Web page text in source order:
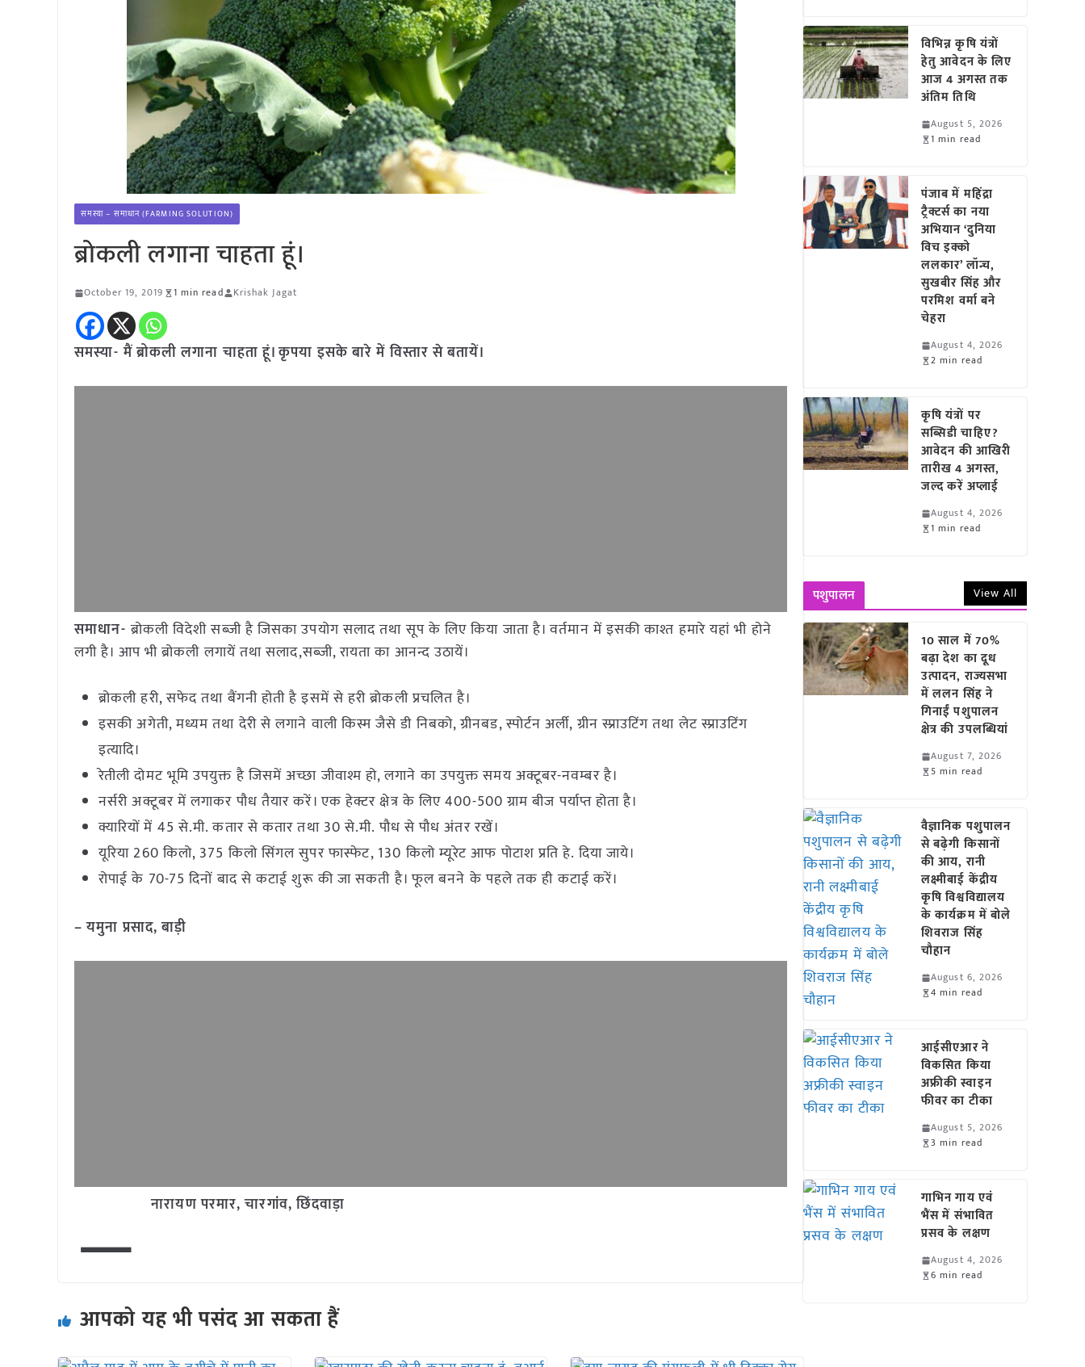
समस्या – समाधान (FARMING SOLUTION)
ब्रोकली लगाना चाहता हूं।
October 19, 2019 1 min read Krishak Jagat
समस्या- मैं ब्रोकली लगाना चाहता हूं। कृपया इसके बारे में विस्तार से बतायें।
समाधान-ब्रोकली विदेशी सब्जी है जिसका उपयोग सलाद तथा सूप के लिए किया जाता है। वर्तमान में इसकी काश्त हमारे यहां भी होने
लगी है। आप भी ब्रोकली लगायें तथा सलाद,सब्जी, रायता का आनन्द उठायें।
ब्रोकली हरी, सफेद तथा बैंगनी होती है इसमें से हरी ब्रोकली प्रचलित है।
इसकी अगेती, मध्यम तथा देरी से लगाने वाली किस्म जैसे डी निबको, ग्रीनबड, स्पोर्टन अर्ली, ग्रीन स्प्राउटिंग तथा लेट स्प्राउटिंग
इत्यादि।
रेतीली दोमट भूमि उपयुक्त है जिसमें अच्छा जीवाश्म हो, लगाने का उपयुक्त समय अक्टूबर-नवम्बर है।
नर्सरी अक्टूबर में लगाकर पौध तैयार करें। एक हेक्टर क्षेत्र के लिए 400-500 ग्राम बीज पर्याप्त होता है।
क्यारियों में 45 से.मी. कतार से कतार तथा 30 से.मी. पौध से पौध अंतर रखें।
यूरिया 260 किलो, 375 किलो सिंगल सुपर फास्फेट, 130 किलो म्यूरेट आफ पोटाश प्रति हे. दिया जाये।
रोपाई के 70-75 दिनों बाद से कटाई शुरू की जा सकती है। फूल बनने के पहले तक ही कटाई करें।
– यमुना प्रसाद, बाड़ी
– नारायण परमार, चारगांव, छिंदवाड़ा
आपको यह भी पसंद आ सकता हैं
विभिन्न कृषि यंत्रों
हेतु आवेदन के लिए
आज 4 अगस्त तक
अंतिम तिथि
August 5, 2026
1 min read
पंजाब में महिंद्रा
ट्रैक्टर्स का नया
अभियान ‘दुनिया
विच इक्को
ललकार’ लॉन्च,
सुखबीर सिंह और
परमिश वर्मा बने
चेहरा
August 4, 2026
2 min read
कृषि यंत्रों पर
सब्सिडी चाहिए?
आवेदन की आखिरी
तारीख 4 अगस्त,
जल्द करें अप्लाई
August 4, 2026
1 min read
पशुपालन View All
10 साल में 70%
बढ़ा देश का दूध
उत्पादन, राज्यसभा
में ललन सिंह ने
गिनाईं पशुपालन
क्षेत्र की उपलब्धियां
August 7, 2026
5 min read
वैज्ञानिक पशुपालन
से बढ़ेगी किसानों
की आय, रानी
लक्ष्मीबाई केंद्रीय
कृषि विश्वविद्यालय
के कार्यक्रम में बोले
शिवराज सिंह
चौहान
August 6, 2026
4 min read
आईसीएआर ने
विकसित किया
अफ्रीकी स्वाइन
फीवर का टीका
August 5, 2026
3 min read
गाभिन गाय एवं
भैंस में संभावित
प्रसव के लक्षण
August 4, 2026
6 min read